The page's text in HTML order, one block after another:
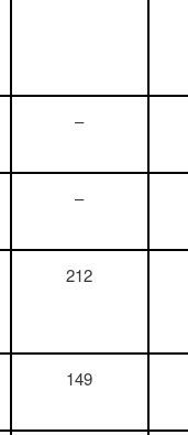
–
–
212
149